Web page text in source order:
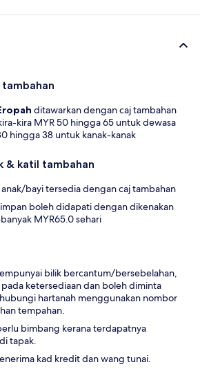
ditawarkan dengan caj tambahan
kira MYR 50 hingga 65 untuk dewasa
hingga 38 untuk kanak-kanak
& katil tambahan
anak/bayi tersedia dengan caj tambahan
boleh didapati dengan dikenakan
MYR65.0 sehari
bilik bercantum/bersebelahan,
ketersediaan dan boleh diminta
hartanah menggunakan nombor
tempahan.
bimbang kerana terdapatnya
tapak.
kad kredit dan wang tunai.